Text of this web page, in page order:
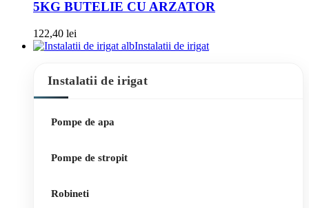
5KG BUTELIE CU ARZATOR
122,40 lei
Instalatii de irigat
Instalatii de irigat
Pompe de apa
Pompe de stropit
Robineti